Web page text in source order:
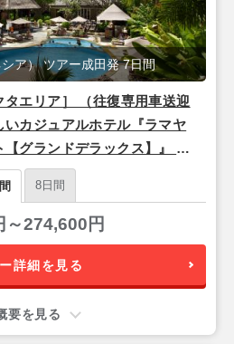
タエリア］ （往復専用車送迎
いカジュアルホテル『ラマヤ
グランドデラックス】』 バ
ア航空で行く/成田発】
ア） ツアー成田発 7日間
8日間
～274,600円
詳細を見る
要を見る